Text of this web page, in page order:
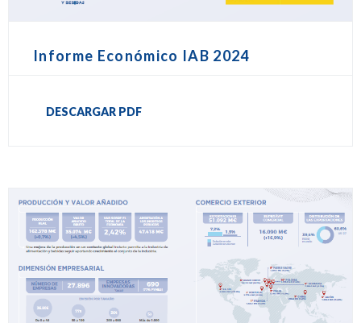
Informe Económico IAB 2024
DESCARGAR PDF